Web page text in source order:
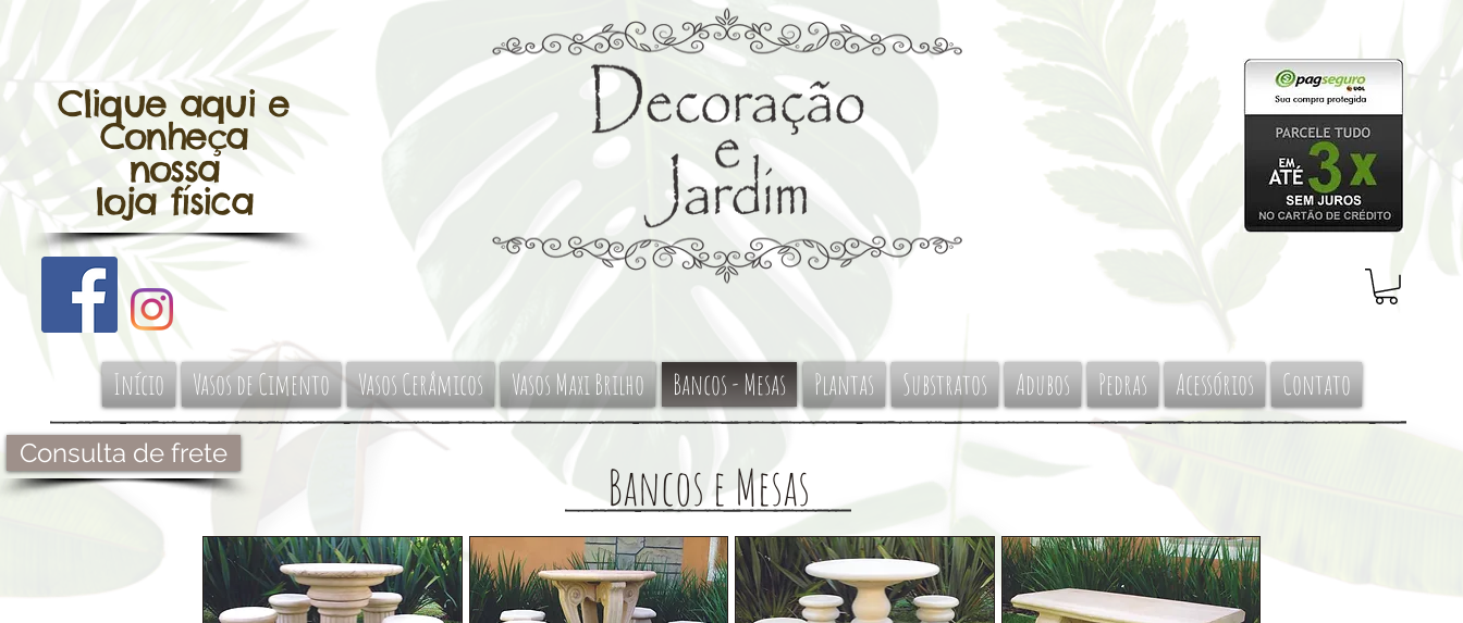
Clique aqui e
Conheça
nossa
loja física
Início Vasos de Cimento Vasos Cerâmicos Vasos Maxi Brilho Bancos - Mesas Plantas Substratos Adubos Pedras Acessórios Contato
Bancos e Mesas
Consulta de frete